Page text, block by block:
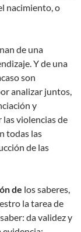
nacimiento, o
de una
Y de una
son
analizar juntos,
y
violencias de
todas las
de las
de los saberes,
la tarea de
da validez y